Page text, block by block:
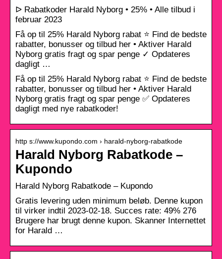
ᐅ Rabatkoder Harald Nyborg • 25% • Alle tilbud i
februar 2023
Få op til 25% Harald Nyborg rabat ⭐ Find de bedste
rabatter, bonusser og tilbud her • Aktiver Harald
Nyborg gratis fragt og spar penge ✓ Opdateres
dagligt …
Få op til 25% Harald Nyborg rabat ⭐ Find de bedste
rabatter, bonusser og tilbud her • Aktiver Harald
Nyborg gratis fragt og spar penge ✅ Opdateres
dagligt med nye rabatkoder!
http s://www.kupondo.com › harald-nyborg-rabatkode
Harald Nyborg Rabatkode –
Kupondo
Harald Nyborg Rabatkode – Kupondo
Gratis levering uden minimum beløb. Denne kupon
til virker indtil 2023-02-18. Succes rate: 49% 276
Brugere har brugt denne kupon. Skanner Internettet
for Harald …